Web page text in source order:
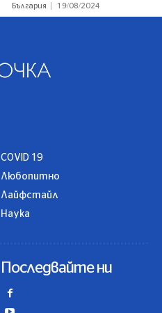
България 19/08/2024
COVID 19
Любопитно
Лайфстайл
Наука
Последвайте ни